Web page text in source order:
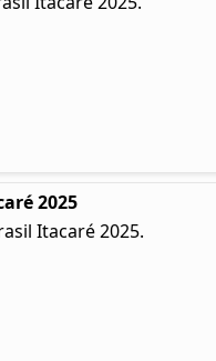
2025
Itacaré 2025.